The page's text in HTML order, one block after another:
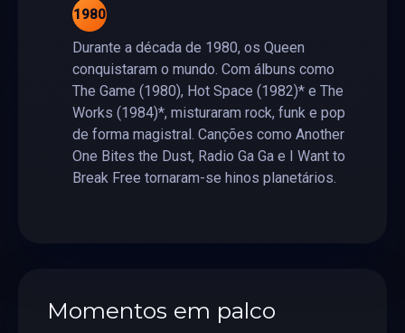
1980
Durante a década de 1980, os Queen
conquistaram o mundo. Com álbuns como
The Game (1980), Hot Space (1982)* e The
Works (1984)*, misturaram rock, funk e pop
de forma magistral. Canções como Another
One Bites the Dust, Radio Ga Ga e I Want to
Break Free tornaram-se hinos planetários.
Momentos em palco